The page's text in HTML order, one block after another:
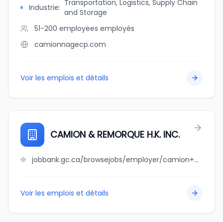
Industrie: Transportation, Logistics, Supply Chain
and Storage
51-200 employees employés
camionnagecp.com
Voir les emplois et détails
CAMION & REMORQUE H.K. INC.
jobbank.gc.ca/browsejobs/employer/camion+%26+remorque+h.k.+inc./ca
Voir les emplois et détails